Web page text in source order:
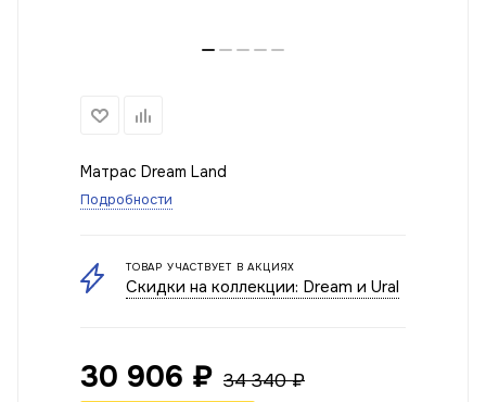
Матрас Dream Land
Подробности
ТОВАР УЧАСТВУЕТ В АКЦИЯХ
Скидки на коллекции: Dream и Ural
30 906 ₽ 34 340₽